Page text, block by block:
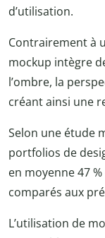
d’utilisation.
Contrairement à
mockup intègre
l’ombre, la
créant ainsi une
Selon une étude
portfolios de
en moyenne 47
comparés aux
L’utilisation de